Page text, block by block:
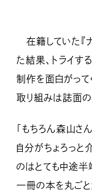
在籍していた『
た結果、トライす
制作を面白がって
取り組みは誌面の
「もちろん森山さ
自分がちょろっと
のはとても中途半
一冊の本を丸ごと